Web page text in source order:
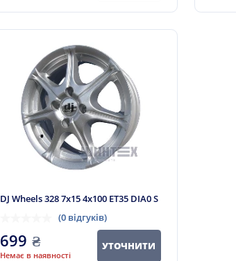
DJ Wheels 328 7x15 4x100 ET35 DIA0 S
(0 відгуків)
699 ₴
Немає в наявності
УТОЧНИТИ